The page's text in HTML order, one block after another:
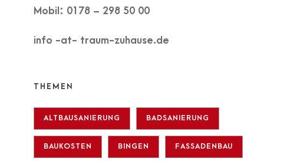
Mobil: 0178 – 298 50 00
info -at- traum-zuhause.de
THEMEN
ALTBAUSANIERUNG BADSANIERUNG
BAUKOSTEN BINGEN FASSADENBAU